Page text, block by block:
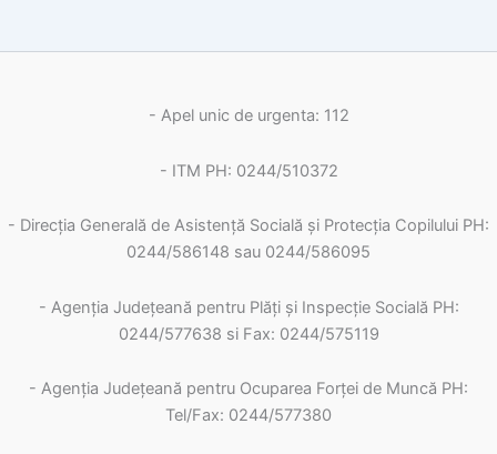
- Apel unic de urgenta: 112
- ITM PH: 0244/510372
- Direcția Generală de Asistență Socială și Protecția Copilului PH:
0244/586148 sau 0244/586095
- Agenția Județeană pentru Plăți și Inspecție Socială PH:
0244/577638 si Fax: 0244/575119
- Agenţia Judeţeană pentru Ocuparea Forţei de Muncă PH:
Tel/Fax: 0244/577380